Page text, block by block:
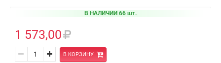
В НАЛИЧИИ 66 шт.
1 573,00
В КОРЗИНУ